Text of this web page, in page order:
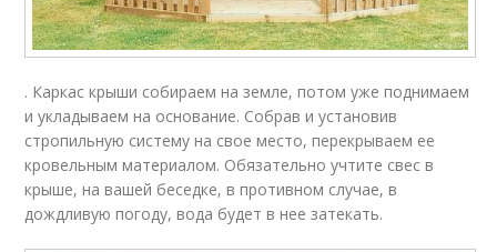
. Каркас крыши собираем на земле, потом уже поднимаем
и укладываем на основание. Собрав и установив
стропильную систему на свое место, перекрываем ее
кровельным материалом. Обязательно учтите свес в
крыше, на вашей беседке, в противном случае, в
дождливую погоду, вода будет в нее затекать.